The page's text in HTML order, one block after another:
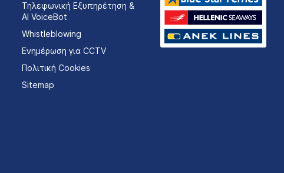
Τηλεφωνική Εξυπηρέτηση &
AI VoiceBot
Whistleblowing
Ενημέρωση για CCTV
Πολιτική Cookies
Sitemap